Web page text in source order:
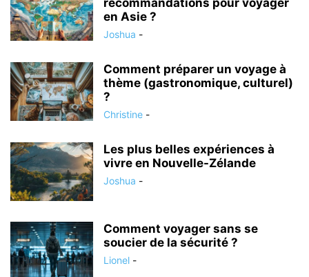
recommandations pour voyager
en Asie ?
Joshua -
Comment préparer un voyage à
thème (gastronomique, culturel)
?
Christine -
Les plus belles expériences à
vivre en Nouvelle-Zélande
Joshua -
Comment voyager sans se
soucier de la sécurité ?
Lionel -